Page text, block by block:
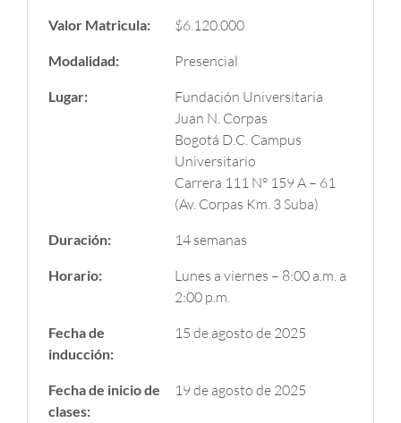
Valor Matricula: $6.120.000
Modalidad: Presencial
Lugar:
Fundación Universitaria
Juan N. Corpas
Bogotá D.C. Campus
Universitario
Carrera 111 N° 159 A – 61
(Av. Corpas Km. 3 Suba)
Duración: 14 semanas
Horario:
Lunes a viernes – 8:00 a.m. a
2:00 p.m.
Fecha de
inducción:
15 de agosto de 2025
Fecha de inicio de
clases:
19 de agosto de 2025